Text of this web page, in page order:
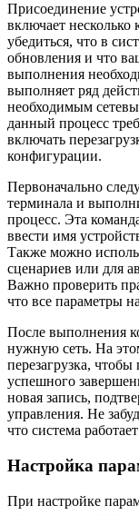
Присоединение
включает
убедиться, что в
обновления и что
выполнения
выполняет ряд
необходимым
данный процесс
включать
конфигурации.
Первоначально
терминала и
процесс. Эта
ввести имя
Также можно
сценариев или для
Важно проверить
что все параметры
После выполнения
нужную сеть. На
перезагрузка,
успешного
новая запись,
управления. Не
что система
Настройка
При настройке